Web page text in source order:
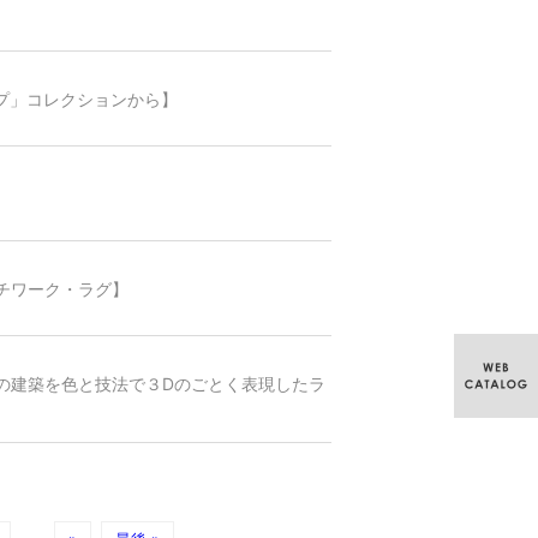
コレクションから】
ーク・ラグ】
建築を色と技法で３Dのごとく表現したラ